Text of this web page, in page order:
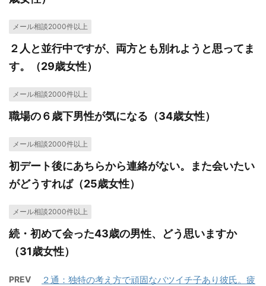
メール相談2000件以上
２人と並行中ですが、両方とも別れようと思ってま
す。（29歳女性）
メール相談2000件以上
職場の６歳下男性が気になる（34歳女性）
メール相談2000件以上
初デート後にあちらから連絡がない。また会いたい
がどうすれば（25歳女性）
メール相談2000件以上
続・初めて会った43歳の男性、どう思いますか
（31歳女性）
PREV
２通：独特の考え方で頑固なバツイチ子あり彼氏。疲